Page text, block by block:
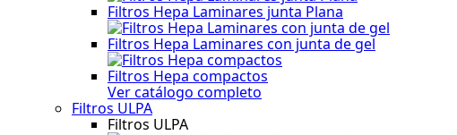
Filtros Hepa Laminares junta Plana
Filtros Hepa Laminares con junta de gel
Filtros Hepa compactos
Ver catálogo completo
Filtros ULPA
Filtros ULPA